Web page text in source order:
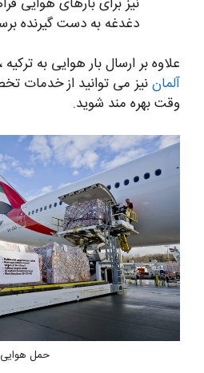
دغدغه به دست گیرنده
علاوه بر ارسال بار هوایی به ترکیه
آلماننیز می توانید از خدمات
وقت بهره مند شوید.
حمل هوایی